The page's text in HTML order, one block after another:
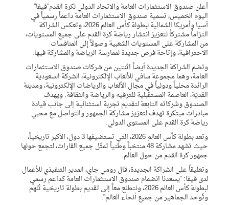
أعلن صندوق الاستثمارات العامة والاتحاد الدولي لكرة القدم”فيفا”
اليوم الخميس، تسمية صندوق الاستثمارات العامة داعماً رسمياً في
آسيا وأمريكا الشمالية لبطولة كأس العالم 2026، وتعكس الشراكة
التزاماً مشتركاً لتعزيز انتشار رياضة كرة القدم على جميع المستويات،
من المشاركة على المستويات الشعبية وصولاً إلى المنافسات
الاحترافية، وإتاحة فرص جديدة لممارسة الرياضة والمشاركة فيها.
وتضم الشراكة الجديدة أيضاً اثنتين من شركات صندوق الاستثمارات
العامة، وهما مجموعة سافي للألعاب الإلكترونية، الشركة السعودية
الرائدة محلياً ودولياً في مجال الألعاب والرياضات الإلكترونية، ومدينة
القديّة، العاصمة المستقبلية للترفيه والرياضة والثقافة. ويهدف
الصندوق وشركاته التابعة لتقديم تجربة استثنائية إلى جانب قيادة
مبادرات مبتكرة تهدف لتعزيز مشاركة الجمهور والتواصل مع محبي
رياضة كرة القدم على المستوى الدولي.
وتعد بطولة كأس العالم 2026، التي تستضيفها 3 دول، الأكبر تاريخياً،
حيث تشهد مشاركة 48 منتخباً وطنياً تمثّل جميع القارات، لتجمع حولها
جمهور كرة القدم من حول العالم.
وتعليقاً على الشراكة الجديدة، قال رومي جاي، المدير التنفيذي للأعمال
لدى فيفا: “يسعدنا انضمام صندوق الاستثمارات العامة كداعم رسمي
لبطولة كأس العالم 2026، ونتطلع معاً إلى تقديم بطولة تاريخية تُلهم
وتُوحد الجماهير من جميع أنحاء العالم”.